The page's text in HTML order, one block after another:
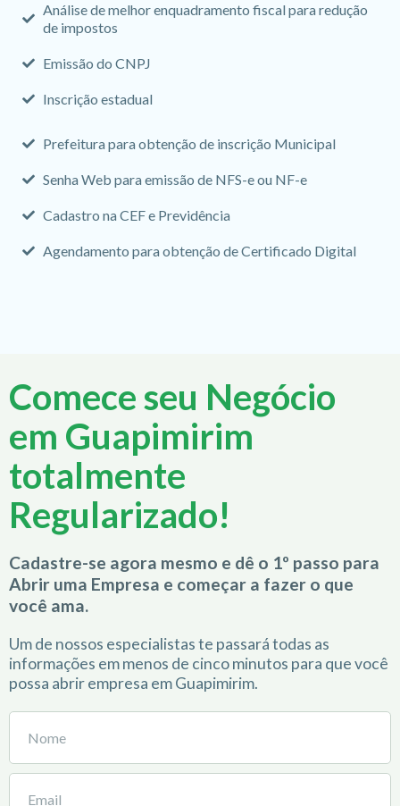
Análise de melhor enquadramento fiscal para redução
de impostos
Emissão do CNPJ
Inscrição estadual
Prefeitura para obtenção de inscrição Municipal
Senha Web para emissão de NFS-e ou NF-e
Cadastro na CEF e Previdência
Agendamento para obtenção de Certificado Digital
Comece seu Negócio
em Guapimirim
totalmente
Regularizado!
Cadastre-se agora mesmo e dê o 1º passo para
Abrir uma Empresa e começar a fazer o que
você ama.
Um de nossos especialistas te passará todas as
informações em menos de cinco minutos para que você
possa abrir empresa em Guapimirim.